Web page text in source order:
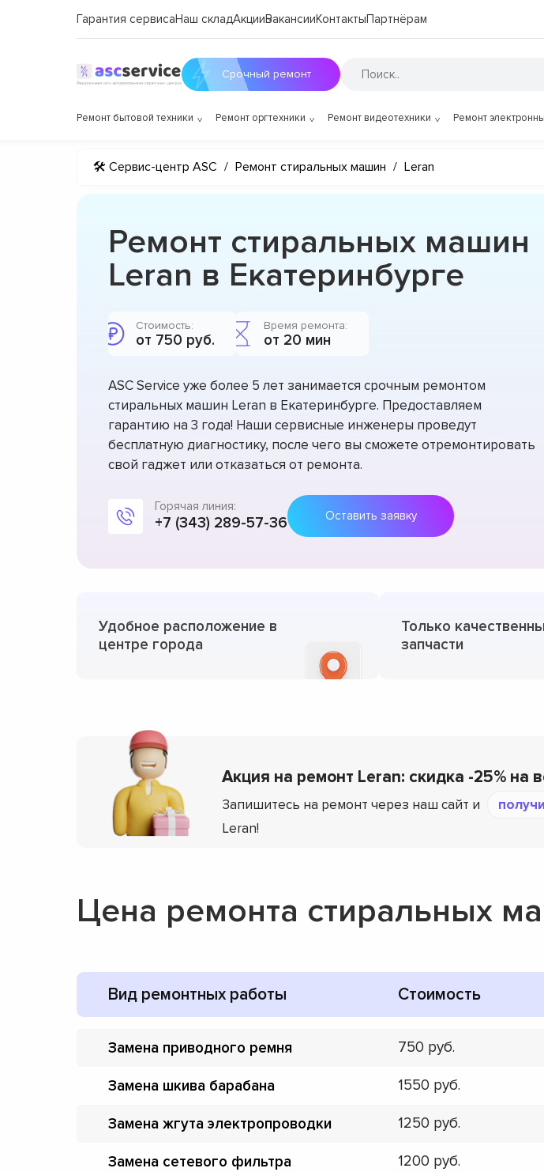
Гарантия сервисаНаш складАкцииВакансииКонтактыПартнёрам
Срочный ремонт
Ремонт бытовой техники Ремонт оргтехники Ремонт видеотехники Ремонт
🛠 Сервис-центр ASC / Ремонт стиральных машин / Leran
Ремонт стиральных машин
Leran в Екатеринбурге
Стоимость:
от 750 руб.
Время ремонта:
от 20 мин
ASC Service уже более 5 лет занимается срочным ремонтом
стиральных машин Leran в Екатеринбурге. Предоставляем
гарантию на 3 года! Наши сервисные инженеры проведут
бесплатную диагностику, после чего вы сможете отремонтировать
свой гаджет или отказаться от ремонта.
Горячая линия:
+7 (343) 289-57-36 Оставить заявку
Удобное расположение в
центре города
Только
запчасти
Акция на ремонт Leran: скидка -25% на
Запишитесь на ремонт через наш сайт и
Leran!
Цена ремонта стиральных
Вид ремонтных работы Стоимость
Замена приводного ремня 750
Замена шкива барабана 1550
Замена жгута электропроводки 1250
Замена сетевого фильтра 1200